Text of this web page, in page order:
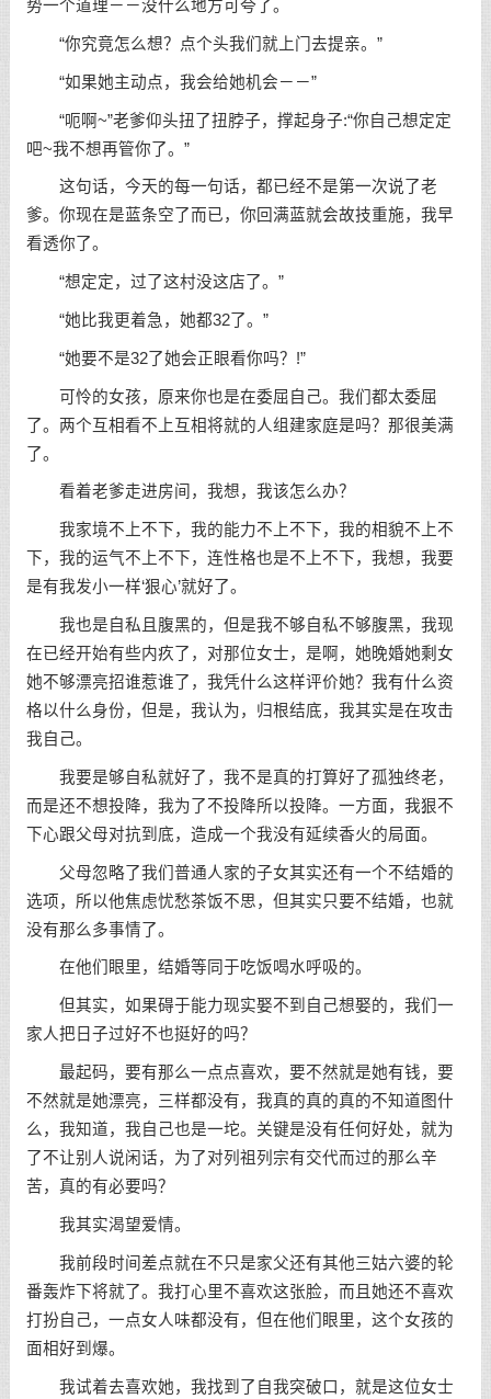
势一个道理－－没什么地方可夸了。
“你究竟怎么想？点个头我们就上门去提亲。”
“如果她主动点，我会给她机会－－”
“呃啊~”老爹仰头扭了扭脖子，撑起身子:“你自己想定定
吧~我不想再管你了。”
这句话，今天的每一句话，都已经不是第一次说了老
爹。你现在是蓝条空了而已，你回满蓝就会故技重施，我早
看透你了。
“想定定，过了这村没这店了。”
“她比我更着急，她都32了。”
“她要不是32了她会正眼看你吗？!”
可怜的女孩，原来你也是在委屈自己。我们都太委屈
了。两个互相看不上互相将就的人组建家庭是吗？那很美满
了。
看着老爹走进房间，我想，我该怎么办？
我家境不上不下，我的能力不上不下，我的相貌不上不
下，我的运气不上不下，连性格也是不上不下，我想，我要
是有我发小一样‘狠心’就好了。
我也是自私且腹黑的，但是我不够自私不够腹黑，我现
在已经开始有些内疚了，对那位女士，是啊，她晚婚她剩女
她不够漂亮招谁惹谁了，我凭什么这样评价她？我有什么资
格以什么身份，但是，我认为，归根结底，我其实是在攻击
我自己。
我要是够自私就好了，我不是真的打算好了孤独终老，
而是还不想投降，我为了不投降所以投降。一方面，我狠不
下心跟父母对抗到底，造成一个我没有延续香火的局面。
父母忽略了我们普通人家的子女其实还有一个不结婚的
选项，所以他焦虑忧愁茶饭不思，但其实只要不结婚，也就
没有那么多事情了。
在他们眼里，结婚等同于吃饭喝水呼吸的。
但其实，如果碍于能力现实娶不到自己想娶的，我们一
家人把日子过好不也挺好的吗？
最起码，要有那么一点点喜欢，要不然就是她有钱，要
不然就是她漂亮，三样都没有，我真的真的真的不知道图什
么，我知道，我自己也是一坨。关键是没有任何好处，就为
了不让别人说闲话，为了对列祖列宗有交代而过的那么辛
苦，真的有必要吗？
我其实渴望爱情。
我前段时间差点就在不只是家父还有其他三姑六婆的轮
番轰炸下将就了。我打心里不喜欢这张脸，而且她还不喜欢
打扮自己，一点女人味都没有，但在他们眼里，这个女孩的
面相好到爆。
我试着去喜欢她，我找到了自我突破口，就是这位女士